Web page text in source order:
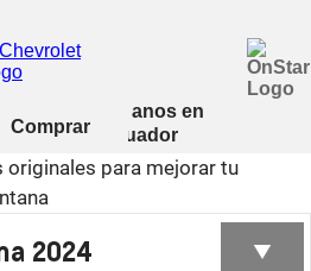
2024